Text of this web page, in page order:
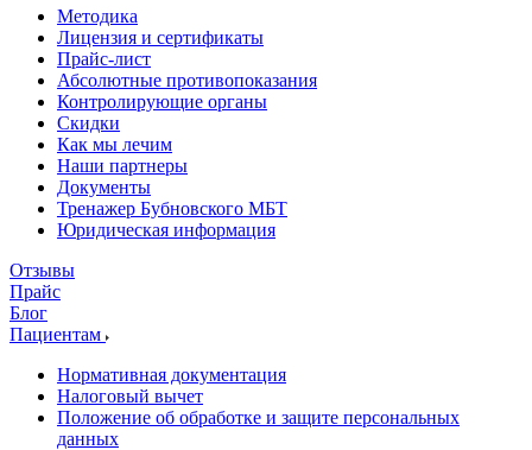
Методика
Лицензия и сертификаты
Прайс-лист
Абсолютные противопоказания
Контролирующие органы
Скидки
Как мы лечим
Наши партнеры
Документы
Тренажер Бубновского МБТ
Юридическая информация
Отзывы
Прайс
Блог
Пациентам
Нормативная документация
Налоговый вычет
Положение об обработке и защите персональных
данных